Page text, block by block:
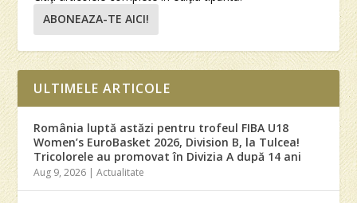
ABONEAZA-TE AICI!
ULTIMELE ARTICOLE
România luptă astăzi pentru trofeul FIBA U18
Women’s EuroBasket 2026, Division B, la Tulcea!
Tricolorele au promovat în Divizia A după 14 ani
Aug 9, 2026 |Actualitate